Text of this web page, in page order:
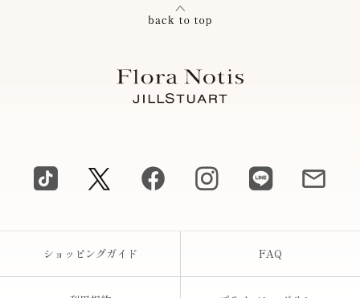
ショッピングガイド FAQ